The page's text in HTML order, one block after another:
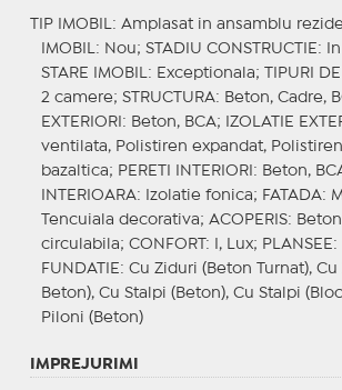
TIP IMOBIL : Amplasat in ansamblu
IMOBIL : Nou; STADIU CONSTRUCTIE :
STARE IMOBIL : Exceptionala; TIPURI
2 camere; STRUCTURA: Beton, Cadre,
EXTERIORI : Beton, BCA; IZOLATIE
ventilata, Polistiren expandat,
bazaltica; PERETI INTERIORI : Beton,
INTERIOARA: Izolatie fonica; FATADA:
Tencuiala decorativa; ACOPERIS:
circulabila; CONFORT : I, Lux; PLANSEE :
FUNDATIE : Cu Ziduri (Beton Turnat),
Beton), Cu Stalpi (Beton), Cu Stalpi
Piloni (Beton)
IMPREJURIMI